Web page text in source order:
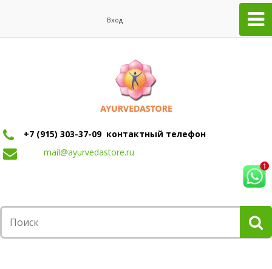
Вход
+7 (915) 303-37-09 контактный телефон
mail@ayurvedastore.ru